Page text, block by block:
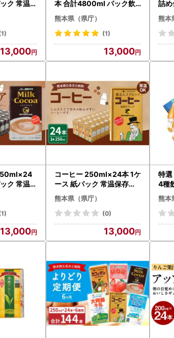
ク 常温保
13,000
本 合計4800ml パック飲
料
熊本県（県庁）
(1)
13,000
詰
kg
糖
熊本
ク 常温保
13,000
コーヒー 250ml×24本 1ケ
ース 紙パック 常温保存可
能
熊本県（県庁）
(0)
13,000
特選
4種
セッ
熊本